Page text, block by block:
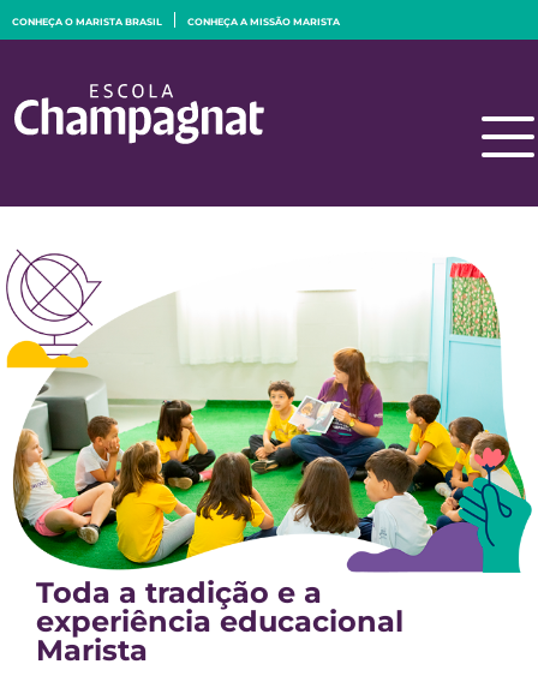
CONHEÇA O MARISTA BRASIL CONHEÇA A MISSÃO MARISTA
Toda a tradição e a
experiência educacional
Marista